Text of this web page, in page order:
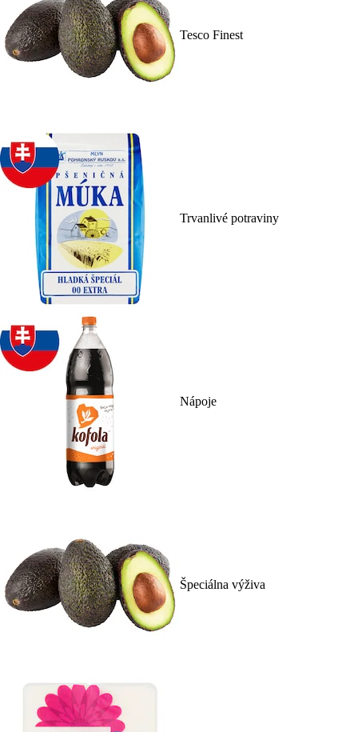
Tesco Finest
Trvanlivé potraviny
Nápoje
Špeciálna výživa